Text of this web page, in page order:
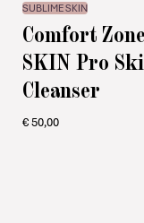
SUBLIME SKIN
Comfort
SKIN Pro
Cleanser
€50,00